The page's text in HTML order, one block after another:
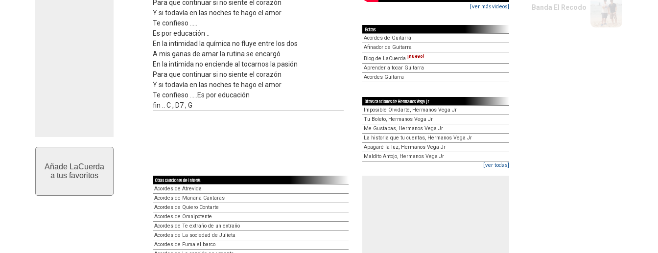
Añade LaCuerda
a tus favoritos
Para que continuar si no siente el corazón
Y si todavía en las noches te hago el amor
Te confieso .....
Es por educación ..
En la intimidad la química no fluye entre los dos
A mis ganas de amar la rutina se encargó
En la intimida no enciende al tocarnos la pasión
Para que continuar si no siente el corazón
Y si todavía en las noches te hago el amor
Te confieso .....Es por educación
fin .. C , D7 , G
[ver más videos]
Extras
Acordes de Guitarra
Afinador de Guitarra
Blog de LaCuerda ¡nuevo!
Aprender a tocar Guitarra
Acordes Guitarra
Otras canciones de Hermanos Vega Jr
Imposible Olvidarte, Hermanos Vega Jr
Tu Boleto, Hermanos Vega Jr
Me Gustabas, Hermanos Vega Jr
La historia que tu cuentas, Hermanos Vega Jr
Apagaré la luz, Hermanos Vega Jr
Maldito Antojo, Hermanos Vega Jr
[ver todas]
Otras canciones de interés
Acordes de Atrevida
Acordes de Mañana Cantaras
Acordes de Quiero Contarte
Acordes de Omnipotente
Acordes de Te extraño de un extraño
Acordes de La sociedad de Julieta
Acordes de Fuma el barco
Banda El Recodo